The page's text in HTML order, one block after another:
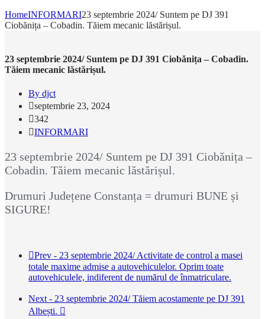
HomeINFORMARI23 septembrie 2024/ Suntem pe DJ 391
Ciobănița – Cobadin. Tăiem mecanic lăstărișul.
23 septembrie 2024/ Suntem pe DJ 391 Ciobănița – Cobadin.
Tăiem mecanic lăstărișul.
By djct
septembrie 23, 2024
342
INFORMARI
23 septembrie 2024/ Suntem pe DJ 391 Ciobănița –
Cobadin. Tăiem mecanic lăstărișul.
Drumuri Județene Constanța = drumuri BUNE și
SIGURE!
Prev - 23 septembrie 2024/ Activitate de control a masei
totale maxime admise a autovehiculelor. Oprim toate
autovehiculele, indiferent de numărul de înmatriculare.
Next - 23 septembrie 2024/ Tăiem acostamente pe DJ 391
Albești.